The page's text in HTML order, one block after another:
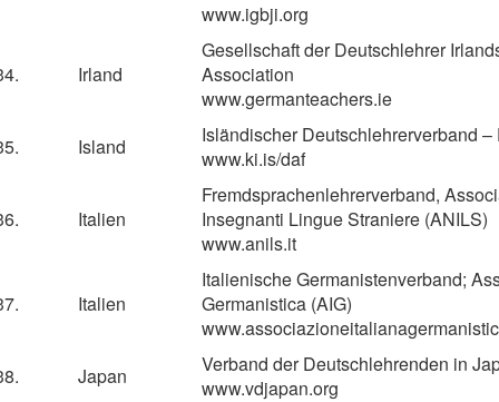
www.igbji.org
Irland
Gesellschaft der Deutschlehrer
Association
www.germanteachers.ie
Island
Isländischer Deutschlehrerverband
www.ki.is/daf
Italien
Fremdsprachenlehrerverband,
Insegnanti Lingue Straniere (ANILS)
www.anils.it
Italien
Italienische Germanistenverband;
Germanistica (AIG)
www.
Japan
Verband der Deutschlehrenden in
www.vdjapan.org